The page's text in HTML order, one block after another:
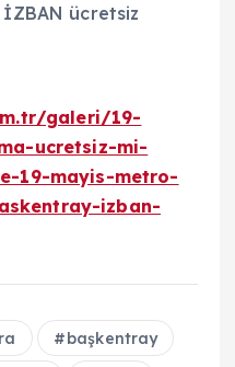
ücretsiz
galeri/19-
ucretsiz-mi-
19-mayis-metro-
izban-
başkentray